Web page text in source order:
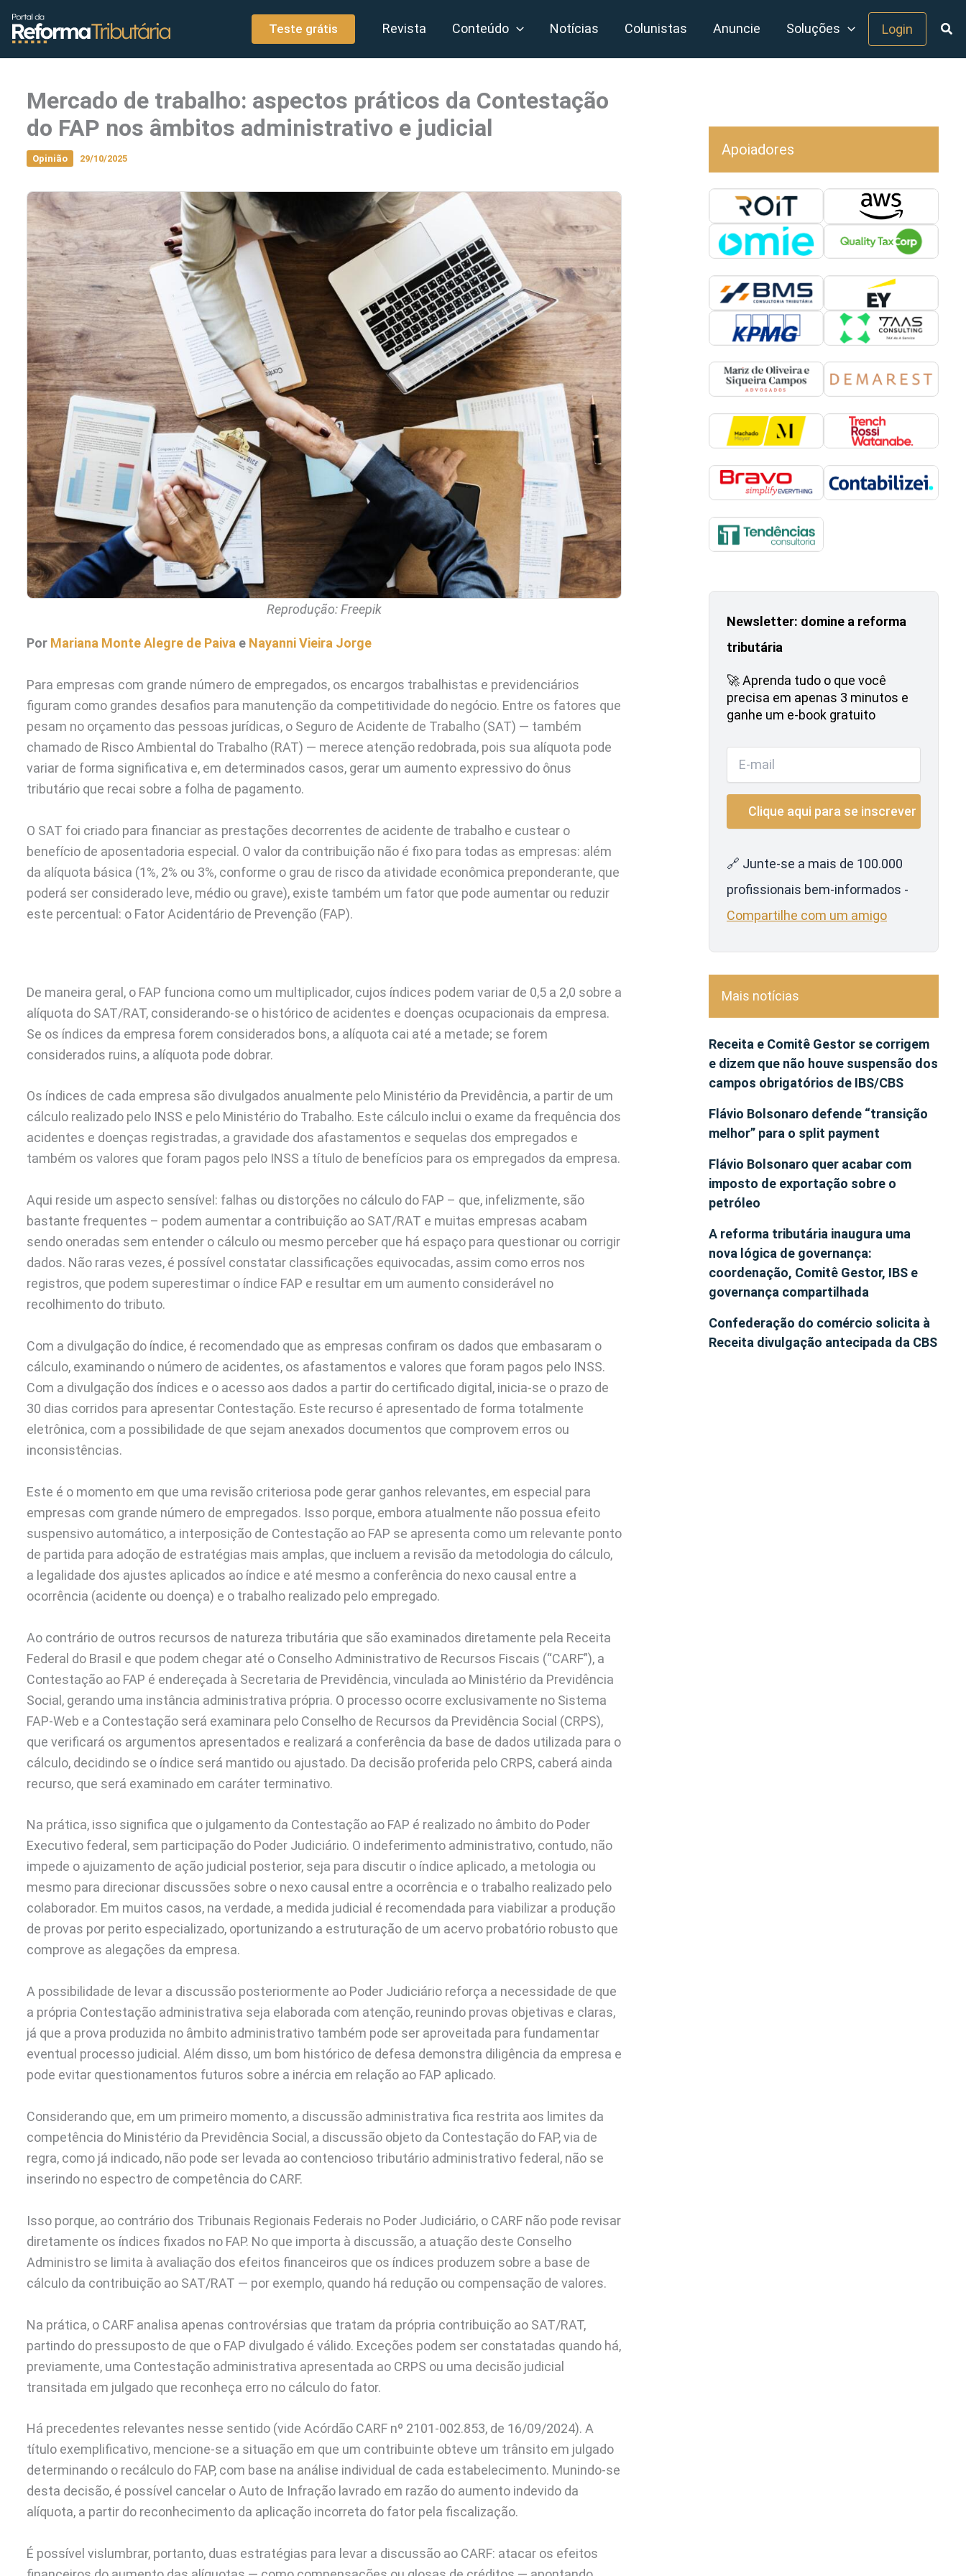
conteúdo
Teste grátis Revista Conteúdo Notícias Colunistas Anuncie Soluções Login
Mercado de trabalho: aspectos práticos da Contestação
do FAP nos âmbitos administrativo e judicial
Opinião 29/10/2025
Reprodução: Freepik
Por Mariana Monte Alegre de Paiva e Nayanni Vieira Jorge
Para empresas com grande número de empregados, os encargos trabalhistas e previdenciários
figuram como grandes desafios para manutenção da competitividade do negócio. Entre os fatores que
pesam no orçamento das pessoas jurídicas, o Seguro de Acidente de Trabalho (SAT) — também
chamado de Risco Ambiental do Trabalho (RAT) — merece atenção redobrada, pois sua alíquota pode
variar de forma significativa e, em determinados casos, gerar um aumento expressivo do ônus
tributário que recai sobre a folha de pagamento.
O SAT foi criado para financiar as prestações decorrentes de acidente de trabalho e custear o
benefício de aposentadoria especial. O valor da contribuição não é fixo para todas as empresas: além
da alíquota básica (1%, 2% ou 3%, conforme o grau de risco da atividade econômica preponderante, que
poderá ser considerado leve, médio ou grave), existe também um fator que pode aumentar ou reduzir
este percentual: o Fator Acidentário de Prevenção (FAP).
De maneira geral, o FAP funciona como um multiplicador, cujos índices podem variar de 0,5 a 2,0 sobre a
alíquota do SAT/RAT, considerando-se o histórico de acidentes e doenças ocupacionais da empresa.
Se os índices da empresa forem considerados bons, a alíquota cai até a metade; se forem
considerados ruins, a alíquota pode dobrar.
Os índices de cada empresa são divulgados anualmente pelo Ministério da Previdência, a partir de um
cálculo realizado pelo INSS e pelo Ministério do Trabalho. Este cálculo inclui o exame da frequência dos
acidentes e doenças registradas, a gravidade dos afastamentos e sequelas dos empregados e
também os valores que foram pagos pelo INSS a título de benefícios para os empregados da empresa.
Aqui reside um aspecto sensível: falhas ou distorções no cálculo do FAP – que, infelizmente, são
bastante frequentes – podem aumentar a contribuição ao SAT/RAT e muitas empresas acabam
sendo oneradas sem entender o cálculo ou mesmo perceber que há espaço para questionar ou corrigir
dados. Não raras vezes, é possível constatar classificações equivocadas, assim como erros nos
registros, que podem superestimar o índice FAP e resultar em um aumento considerável no
recolhimento do tributo.
Com a divulgação do índice, é recomendado que as empresas confiram os dados que embasaram o
cálculo, examinando o número de acidentes, os afastamentos e valores que foram pagos pelo INSS.
Com a divulgação dos índices e o acesso aos dados a partir do certificado digital, inicia-se o prazo de
30 dias corridos para apresentar Contestação. Este recurso é apresentado de forma totalmente
eletrônica, com a possibilidade de que sejam anexados documentos que comprovem erros ou
inconsistências.
Este é o momento em que uma revisão criteriosa pode gerar ganhos relevantes, em especial para
empresas com grande número de empregados. Isso porque, embora atualmente não possua efeito
suspensivo automático, a interposição de Contestação ao FAP se apresenta como um relevante ponto
de partida para adoção de estratégias mais amplas, que incluem a revisão da metodologia do cálculo,
a legalidade dos ajustes aplicados ao índice e até mesmo a conferência do nexo causal entre a
ocorrência (acidente ou doença) e o trabalho realizado pelo empregado.
Ao contrário de outros recursos de natureza tributária que são examinados diretamente pela Receita
Federal do Brasil e que podem chegar até o Conselho Administrativo de Recursos Fiscais (“CARF”), a
Contestação ao FAP é endereçada à Secretaria de Previdência, vinculada ao Ministério da Previdência
Social, gerando uma instância administrativa própria. O processo ocorre exclusivamente no Sistema
FAP-Web e a Contestação será examinara pelo Conselho de Recursos da Previdência Social (CRPS),
que verificará os argumentos apresentados e realizará a conferência da base de dados utilizada para o
cálculo, decidindo se o índice será mantido ou ajustado. Da decisão proferida pelo CRPS, caberá ainda
recurso, que será examinado em caráter terminativo.
Na prática, isso significa que o julgamento da Contestação ao FAP é realizado no âmbito do Poder
Executivo federal, sem participação do Poder Judiciário. O indeferimento administrativo, contudo, não
impede o ajuizamento de ação judicial posterior, seja para discutir o índice aplicado, a metologia ou
mesmo para direcionar discussões sobre o nexo causal entre a ocorrência e o trabalho realizado pelo
colaborador. Em muitos casos, na verdade, a medida judicial é recomendada para viabilizar a produção
de provas por perito especializado, oportunizando a estruturação de um acervo probatório robusto que
comprove as alegações da empresa.
A possibilidade de levar a discussão posteriormente ao Poder Judiciário reforça a necessidade de que
a própria Contestação administrativa seja elaborada com atenção, reunindo provas objetivas e claras,
já que a prova produzida no âmbito administrativo também pode ser aproveitada para fundamentar
eventual processo judicial. Além disso, um bom histórico de defesa demonstra diligência da empresa e
pode evitar questionamentos futuros sobre a inércia em relação ao FAP aplicado.
Considerando que, em um primeiro momento, a discussão administrativa fica restrita aos limites da
competência do Ministério da Previdência Social, a discussão objeto da Contestação do FAP, via de
regra, como já indicado, não pode ser levada ao contencioso tributário administrativo federal, não se
inserindo no espectro de competência do CARF.
Isso porque, ao contrário dos Tribunais Regionais Federais no Poder Judiciário, o CARF não pode revisar
diretamente os índices fixados no FAP. No que importa à discussão, a atuação deste Conselho
Administro se limita à avaliação dos efeitos financeiros que os índices produzem sobre a base de
cálculo da contribuição ao SAT/RAT — por exemplo, quando há redução ou compensação de valores.
Na prática, o CARF analisa apenas controvérsias que tratam da própria contribuição ao SAT/RAT,
partindo do pressuposto de que o FAP divulgado é válido. Exceções podem ser constatadas quando há,
previamente, uma Contestação administrativa apresentada ao CRPS ou uma decisão judicial
transitada em julgado que reconheça erro no cálculo do fator.
Há precedentes relevantes nesse sentido (vide Acórdão CARF nº 2101-002.853, de 16/09/2024). A
título exemplificativo, mencione-se a situação em que um contribuinte obteve um trânsito em julgado
determinando o recálculo do FAP, com base na análise individual de cada estabelecimento. Munindo-se
desta decisão, é possível cancelar o Auto de Infração lavrado em razão do aumento indevido da
alíquota, a partir do reconhecimento da aplicação incorreta do fator pela fiscalização.
É possível vislumbrar, portanto, duas estratégias para levar a discussão ao CARF: atacar os efeitos
Apoiadores
Newsletter: domine a reforma
tributária
🚀 Aprenda tudo o que você
precisa em apenas 3 minutos e
ganhe um e-book gratuito
🔗 Junte-se a mais de 100.000
profissionais bem-informados -
Compartilhe com um amigo
Mais notícias
Receita e Comitê Gestor se corrigem
e dizem que não houve suspensão dos
campos obrigatórios de IBS/CBS
Flávio Bolsonaro defende “transição
melhor” para o split payment
Flávio Bolsonaro quer acabar com
imposto de exportação sobre o
petróleo
A reforma tributária inaugura uma
nova lógica de governança:
coordenação, Comitê Gestor, IBS e
governança compartilhada
Confederação do comércio solicita à
Receita divulgação antecipada da CBS